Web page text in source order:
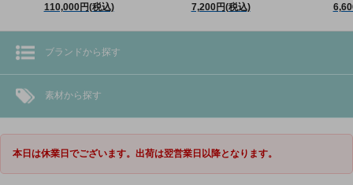
110,000円(税込) 7,200円(税込)
ブランドから探す
素材から探す
本日は休業日でございます。出荷は翌営業日以降となります。